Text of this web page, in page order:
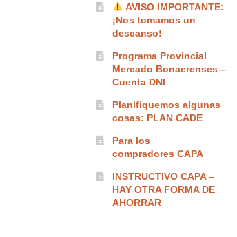
AVISO IMPORTANTE:
¡Nos tomamos un
descanso!
Programa Provincial
Mercado Bonaerenses –
Cuenta DNI
Planifiquemos algunas
cosas: PLAN CADE
Para los
compradores CAPA
INSTRUCTIVO CAPA –
HAY OTRA FORMA DE
AHORRAR